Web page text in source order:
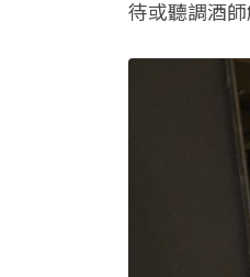
待或聽調酒